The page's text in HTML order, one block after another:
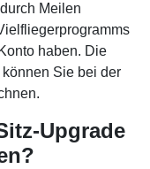
Meilen
haben. Die
Sie bei der
Upgrade